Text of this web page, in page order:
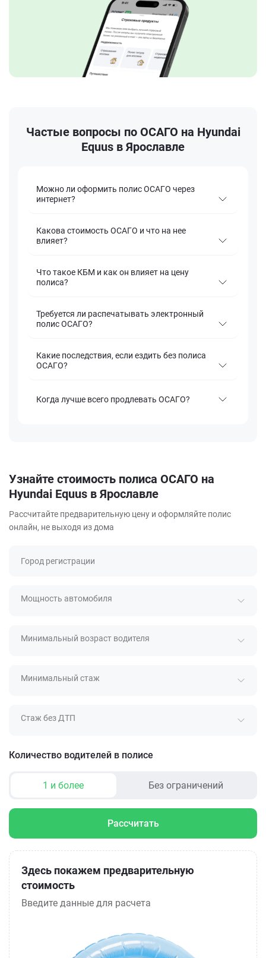
Частые вопросы по ОСАГО на Hyundai
Equus в Ярославле
Можно ли оформить полис ОСАГО через
интернет?
Какова стоимость ОСАГО и что на нее
влияет?
Что такое КБМ и как он влияет на цену
полиса?
Требуется ли распечатывать электронный
полис ОСАГО?
Какие последствия, если ездить без полиса
ОСАГО?
Когда лучше всего продлевать ОСАГО?
Узнайте стоимость полиса ОСАГО на
Hyundai Equus в Ярославле
Рассчитайте предварительную цену и оформляйте полис
онлайн, не выходя из дома
Город регистрации
Мощность автомобиля
Минимальный возраст водителя
Минимальный стаж
Стаж без ДТП
Количество водителей в полисе
1 и более Без ограничений
Рассчитать
Здесь покажем предварительную
стоимость
Введите данные для расчета